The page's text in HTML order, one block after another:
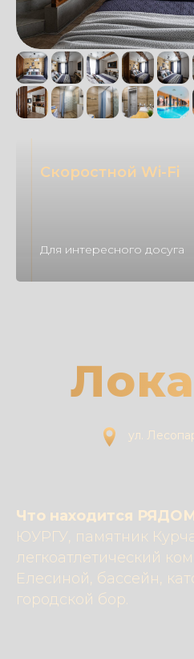
Скоростной Wi-Fi
Для интересного досуга
ул.
Что находится
ЮУРГУ, памятник
легкоатлетический
Елесиной, бассейн,
городской бор.